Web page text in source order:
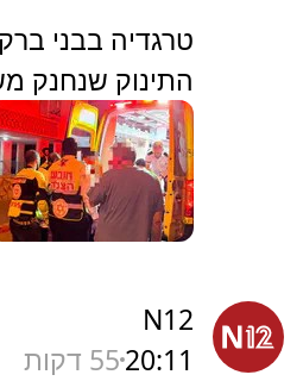
‏טרגדיה בבני
התינוק שנחנק
N12
20:1155 דקות